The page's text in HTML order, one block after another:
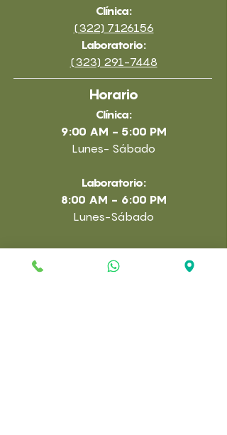
Clínica:
(322) 7126156
Laboratorio:
(323) 291-7448
Horario
Clínica:
9:00 AM - 5:00 PM
Lunes- Sábado
Laboratorio:
8:00 AM - 6:00 PM
Lunes-Sábado​